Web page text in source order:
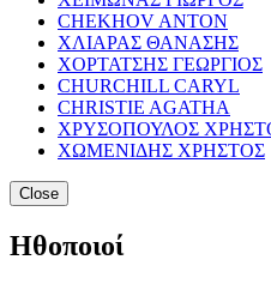
CHEKHOV ANTON
ΧΛΙΑΡΑΣ ΘΑΝΑΣΗΣ
ΧΟΡΤΑΤΣΗΣ ΓΕΩΡΓΙΟΣ
CHURCHILL CARYL
CHRISTIE AGATHA
ΧΡΥΣΟΠΟΥΛΟΣ
ΧΩΜΕΝΙΔΗΣ ΧΡΗΣΤΟΣ
Close
Ηθοποιοί